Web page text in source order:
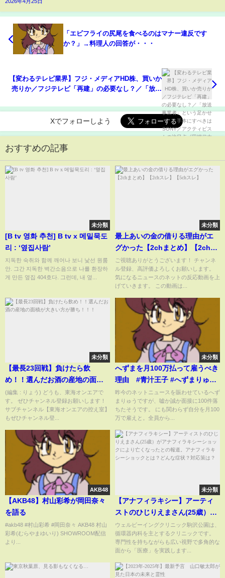
「エビフライの尻尾を食べるのはマナー違反です
か？」→料理人の回答が・・・
【変わるテレビ業界】フジ・メディアHD株、買いか
売りか／フジテレビ「再建」の必要なし？／「放送
創一郎》
Xでフォローしよう
おすすめの記事
未分類
[B tv 영화 추천] B tv x 메밀묵도
리 : ‘옆집사람’
지독한 숙취와 함께 깨어나 보니 낯선 원룸
안. 그간 지독한 벽간소음으로 나를 환장하
게 만든 옆집 404호다. 그런데, 내 옆...
未分類
最上あいの金の借りる理由がエ
グかった【2chまとめ】【2chス
レ】【5chスレ】
ご視聴ありがとうございます！ チャンネ
ル登録、高評価よろしくお願いします。
気になるニュースのネットの反応動画を上
げていきます。 この動画は...
未分類
【最長23回戦】負けたら飲
め！！選んだお酒の産地の面積
が大きい方が勝ち！！！
(編集 : りょう) どうも、東海オンエアで
す。 ぜひチャンネル登録お願いします！
サブチャンネル【東海オンエアの控え室】
もぜひチャンネル登...
未分類
へずまを月100万払って雇うべき
理由 #青汁王子 #へずまりゅう
#お金 #年収 #起業
昨今のネットニュースを賑わせているへず
まりゅうですが、嘘か誠か面接に100件落
ちたそうです。 にも関わらず自分を月100
万で雇えと。全員から...
AKB48
【AKB48】村山彩希が岡田奈々
を語る
#akb48 #村山彩希 #岡田奈々 AKB48 村山
彩希(むらやまゆいり) SHOWROOM配信
より...
未分類
【アナフィラキシー】アーティ
ストのひじりえまさん(25歳）が
アナフィラキシーショックによ
り亡くなったとの報道。アナフ
ィラキシーショックとは？どん
ウェルビーイングクリニック駒沢公園は、
循環器内科を主とするクリニックです。
専門性を持ちながらも広い視野で多角的な
面から「医療」を実践します...